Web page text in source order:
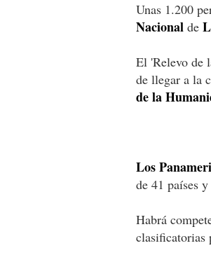
Unas 1.200
Nacional de
El 'Relevo de
de llegar a la
de la
Los
de 41 países
Habrá
clasificatorias